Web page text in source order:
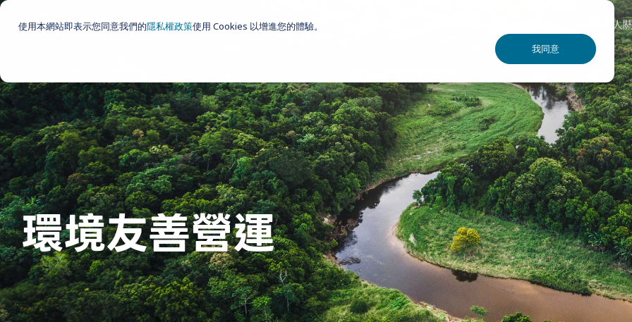
使用本網站即表示您同意我們的隱私權政策使用 Cookies 以增進您的體驗。
我同意
Skip
投資人
環境友善營運